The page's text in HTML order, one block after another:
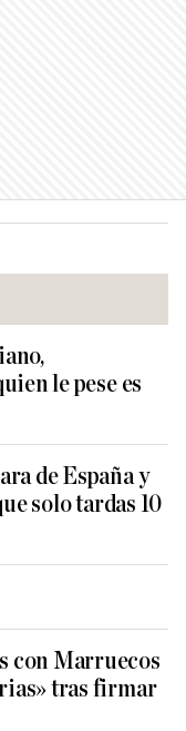
le pese es
de España y
solo tardas 10
con Marruecos
tras firmar